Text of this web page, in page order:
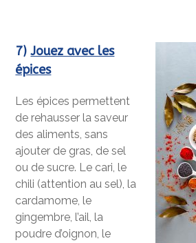
7)Jouez avec les
épices
Les épices permettent
de rehausser la saveur
des aliments, sans
ajouter de gras, de sel
ou de sucre. Le cari, le
chili (attention au sel), la
cardamome, le
gingembre, l’ail, la
poudre d’oignon, le